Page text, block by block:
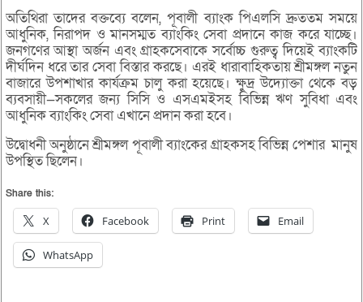
অতিথিরা তাদের বক্তব্যে বলেন, পূবালী ব্যাংক পিএলসি দ্রুততম সময়ে
আধুনিক, নিরাপদ ও মানসম্মত ব্যাংকিং সেবা প্রদানে কাজ করে যাচ্ছে।
জনগণের আস্থা অর্জন এবং গ্রাহকসেবাকে সর্বোচ্চ গুরুত্ব দিয়েই ব্যাংকটি
দীর্ঘদিন ধরে তার সেবা বিস্তার করছে। এরই ধারাবাহিকতায় শ্রীমঙ্গল নতুন
বাজারে উপশাখার কার্যক্রম চালু করা হয়েছে। ক্ষুদ্র উদ্যোক্তা থেকে বড়
ব্যবসায়ী—সকলের জন্য সিসি ও এসএমইসহ বিভিন্ন ঋণ সুবিধা এবং
আধুনিক ব্যাংকিং সেবা এখানে প্রদান করা হবে।
উদ্বোধনী অনুষ্ঠানে শ্রীমঙ্গল পূবালী ব্যাংকের গ্রাহকসহ বিভিন্ন পেশার মানুষ
উপস্থিত ছিলেন।
Share this:
X Facebook Print Email
WhatsApp